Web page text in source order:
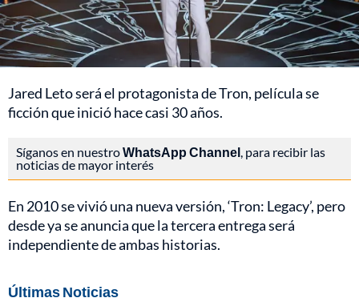
Jared Leto será el protagonista de Tron, película se
ficción que inició hace casi 30 años.
Síganos en nuestroWhatsApp Channel, para recibir las
noticias de mayor interés
En 2010 se vivió una nueva versión, ‘Tron: Legacy’, pero
desde ya se anuncia que la tercera entrega será
independiente de ambas historias.
Últimas Noticias